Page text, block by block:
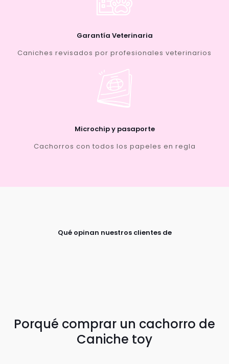
Garantía Veterinaria
Caniches revisados por profesionales veterinarios
Microchip y pasaporte
Cachorros con todos los papeles en regla
Qué opinan nuestros clientes de
Porqué comprar un cachorro de
Caniche toy